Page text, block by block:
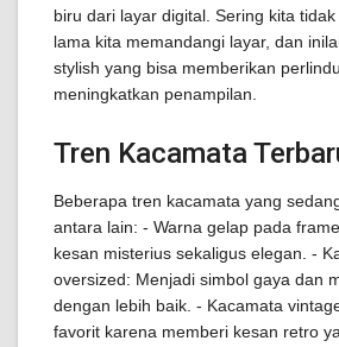
biru dari layar digital. Sering kita
lama kita memandangi layar, dan
stylish yang bisa memberikan
meningkatkan penampilan.
Tren Kacamata
Beberapa tren kacamata yang
antara lain: - Warna gelap pada
kesan misterius sekaligus elegan. -
oversized: Menjadi simbol gaya dan
dengan lebih baik. - Kacamata
favorit karena memberi kesan retro